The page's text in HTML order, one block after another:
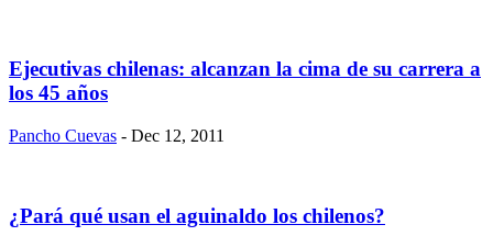
Ejecutivas chilenas: alcanzan la cima de su carrera a
los 45 años
Pancho Cuevas - Dec 12, 2011
¿Pará qué usan el aguinaldo los chilenos?